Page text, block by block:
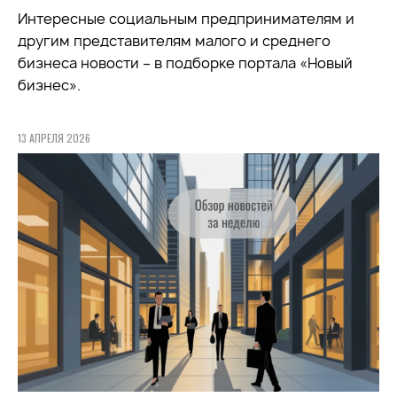
Интересные социальным предпринимателям и
другим представителям малого и среднего
бизнеса новости – в подборке портала «Новый
бизнес».
13 АПРЕЛЯ 2026